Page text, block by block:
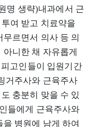
명 생략)내과에서 근
여 받고 치료약을
르면서 의사 등 의
니한 채 자유롭게
고인들이 입원기간
거주사와 근육주사
충분히 맞을 수 있
들에게 근육주사와
병원에 남게 하여